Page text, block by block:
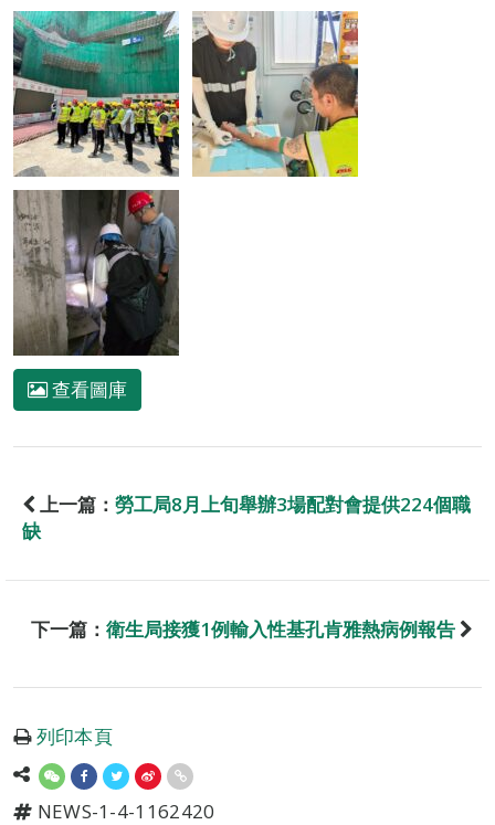
查看圖庫
上一篇： 勞工局8月上旬舉辦3場配對會提供224個職
缺
下一篇： 衛生局接獲1例輸入性基孔肯雅熱病例報告
列印本頁
NEWS-1-4-1162420